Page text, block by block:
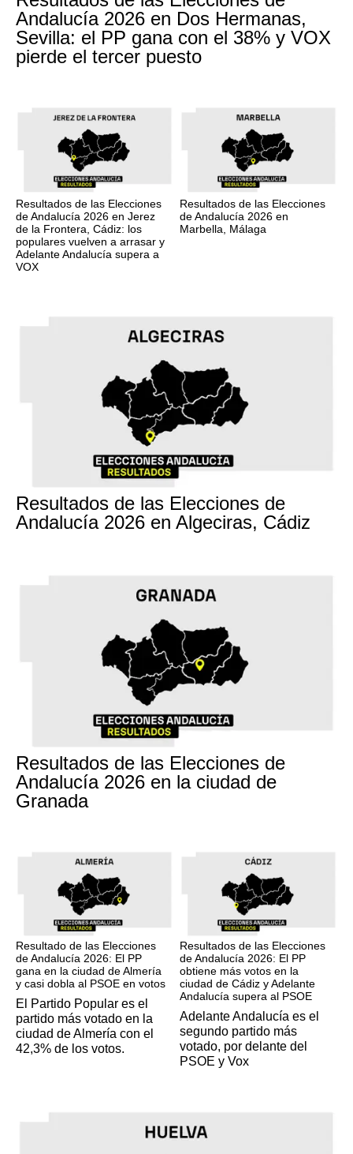
Andalucía 2026 en Dos Hermanas,
Sevilla: el PP gana con el 38% y VOX
pierde el tercer puesto
Resultados de las Elecciones
de Andalucía 2026 en Jerez
de la Frontera, Cádiz: los
populares vuelven a arrasar y
Adelante Andalucía supera a
VOX
Resultados de las Elecciones
de Andalucía 2026 en
Marbella, Málaga
Resultados de las Elecciones de
Andalucía 2026 en Algeciras, Cádiz
Resultados de las Elecciones de
Andalucía 2026 en la ciudad de
Granada
Resultado de las Elecciones
de Andalucía 2026: El PP
gana en la ciudad de Almería
y casi dobla al PSOE en votos
El Partido Popular es el
partido más votado en la
ciudad de Almería con el
42,3% de los votos.
Resultados de las Elecciones
de Andalucía 2026: El PP
obtiene más votos en la
ciudad de Cádiz y Adelante
Andalucía supera al PSOE
Adelante Andalucía es el
segundo partido más
votado, por delante del
PSOE y Vox